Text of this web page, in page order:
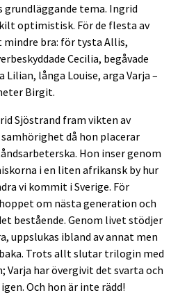
tema. Ingrid
optimistisk. För de flesta av
mindre bra: för tysta Allis,
Cecilia, begåvade
Lilian, långa Louise, arga Varja –
Birgit.
Sjöstrand fram vikten av
då hon placerar
Hon inser genom
i en liten afrikansk by hur
vi kommit i Sverige. För
om nästa generation och
bestående. Genom livet stödjer
uppslukas ibland av annat men
Trots allt slutar trilogin med
har övergivit det svarta och
Och hon är inte rädd!